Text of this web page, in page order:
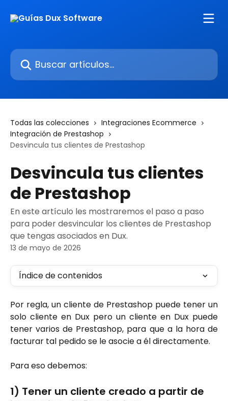
Buscar artículos...
Todas las colecciones
Integraciones Ecommerce
Integración de Prestashop
Desvincula tus clientes de Prestashop
Desvincula tus clientes
de Prestashop
En este artículo les mostraremos el paso a paso
para poder desvincular los clientes de Prestashop
que tengas asociados en Dux.
13 de mayo de 2026
Índice de contenidos
Por regla, un cliente de Prestashop puede tener un
solo cliente en Dux pero un cliente en Dux puede
tener varios de Prestashop, para que a la hora de
facturar tal pedido se le asocie a él directamente.
Para eso debemos:
1) Tener un cliente creado a partir de